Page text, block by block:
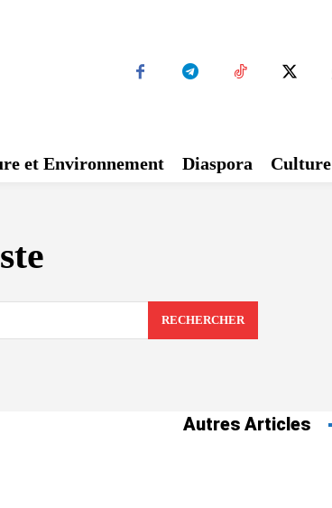
et Environnement Diaspora Culture
RECHERCHER
Autres Articles